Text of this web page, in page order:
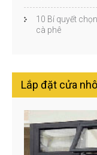
10 Bí quyết
cà phê
Lắp đặt cửa